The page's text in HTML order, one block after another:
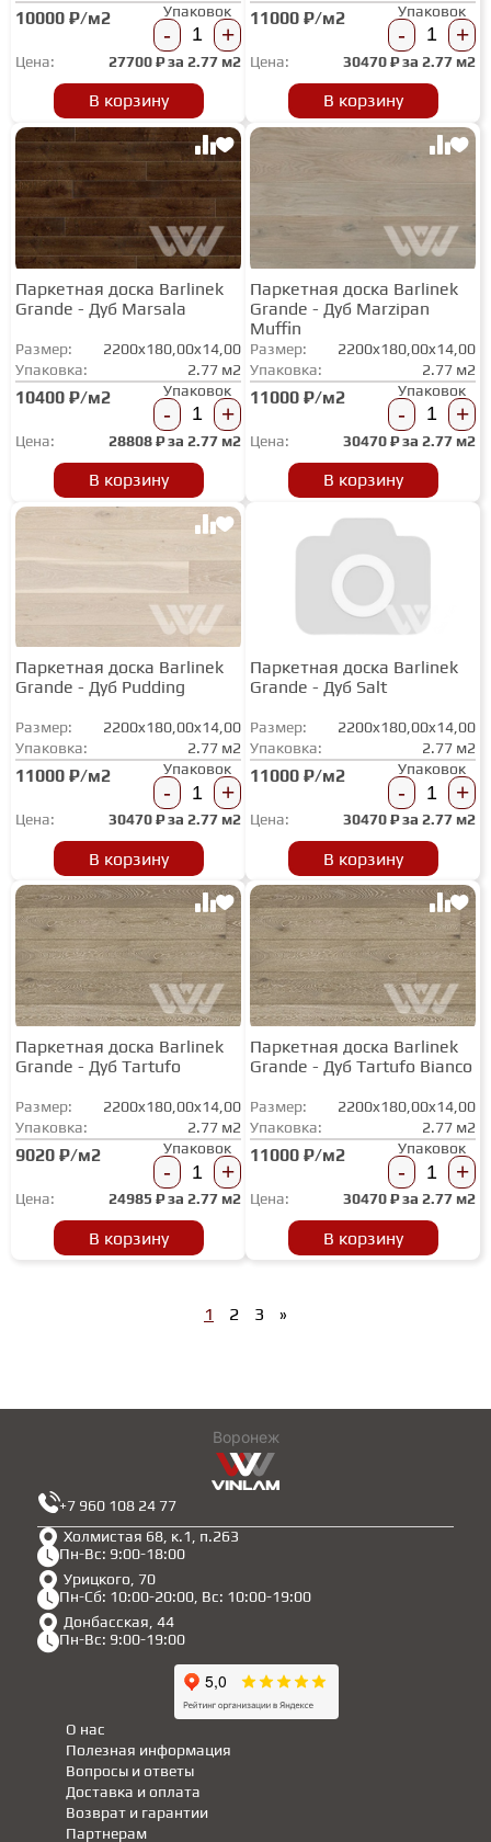
10000 ₽/м2 Упаковок
- +
Цена: 27700₽ за 2.77 м2
В корзину
11000 ₽/м2 Упаковок
- +
Цена: 30470₽ за 2.77 м2
В корзину
Паркетная доска Barlinek
Grande - Дуб Marsala
Размер:
2200x180,00x14,00
Упаковка:
2.77 м2
10400 ₽/м2 Упаковок
- +
Цена: 28808₽ за 2.77 м2
В корзину
Паркетная доска Barlinek
Grande - Дуб Marzipan
Muffin
Размер:
2200x180,00x14,00
Упаковка:
2.77 м2
11000 ₽/м2 Упаковок
- +
Цена: 30470₽ за 2.77 м2
В корзину
Паркетная доска Barlinek
Grande - Дуб Pudding
Размер:
2200x180,00x14,00
Упаковка:
2.77 м2
11000 ₽/м2 Упаковок
- +
Цена: 30470₽ за 2.77 м2
В корзину
Паркетная доска Barlinek
Grande - Дуб Salt
Размер:
2200x180,00x14,00
Упаковка:
2.77 м2
11000 ₽/м2 Упаковок
- +
Цена: 30470₽ за 2.77 м2
В корзину
Паркетная доска Barlinek
Grande - Дуб Tartufo
Размер:
2200x180,00x14,00
Упаковка:
2.77 м2
9020 ₽/м2 Упаковок
- +
Цена: 24985 ₽ за 2.77 м2
В корзину
Паркетная доска Barlinek
Grande - Дуб Tartufo Bianco
Размер:
2200x180,00x14,00
Упаковка:
2.77 м2
11000 ₽/м2 Упаковок
- +
Цена: 30470₽ за 2.77 м2
В корзину
1 2 3 »
Воронеж
Холмистая 68, к.1, п.263
Пн-Вс: 9:00-18:00
Урицкого, 70
Пн-Сб: 10:00-20:00, Вс: 10:00-19:00
Донбасская, 44
Пн-Вс: 9:00-19:00
+7 960 108 24 77
Полезная информация
Партнерам
Вопросы и ответы
Доставка и оплата
Возврат и гарантии
О нас